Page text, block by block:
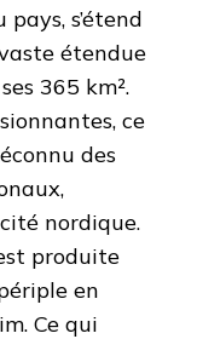
s’étend
étendue
365 km².
ce
des
nordique.
produite
en
Ce qui